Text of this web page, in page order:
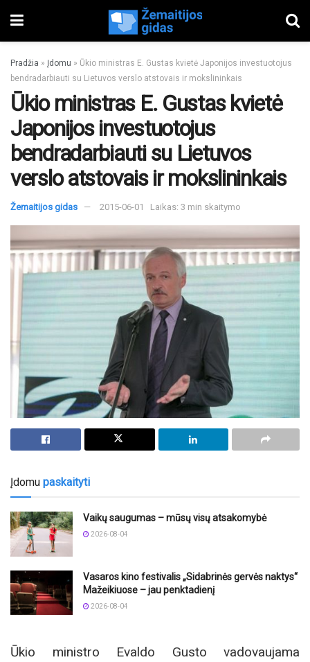
Pradžia » Įdomu » Ūkio ministras E. Gustas kvietė Japonijos investuotojus
bendradarbiauti su Lietuvos verslo atstovais ir mokslininkais
Ūkio ministras E. Gustas kvietė
Japonijos investuotojus
bendradarbiauti su Lietuvos
verslo atstovais ir mokslininkais
Žemaitijos gidas 2015-06-01 Laikas: 3 min skaitymo
Įdomu paskaityti
Vaikų saugumas – mūsų visų atsakomybė
2026-08-04
Vasaros kino festivalis „Sidabrinės gervės naktys“
Mažeikiuose – jau penktadienį
2026-08-04
Ūkio ministro Evaldo Gusto vadovaujama